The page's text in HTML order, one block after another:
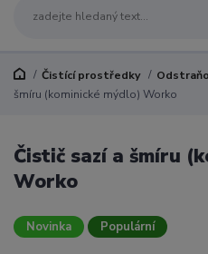
Čistící prostředky
šmíru (kominické mýdlo) Worko
Čistič sazí a šmíru
Worko
Novinka Populární